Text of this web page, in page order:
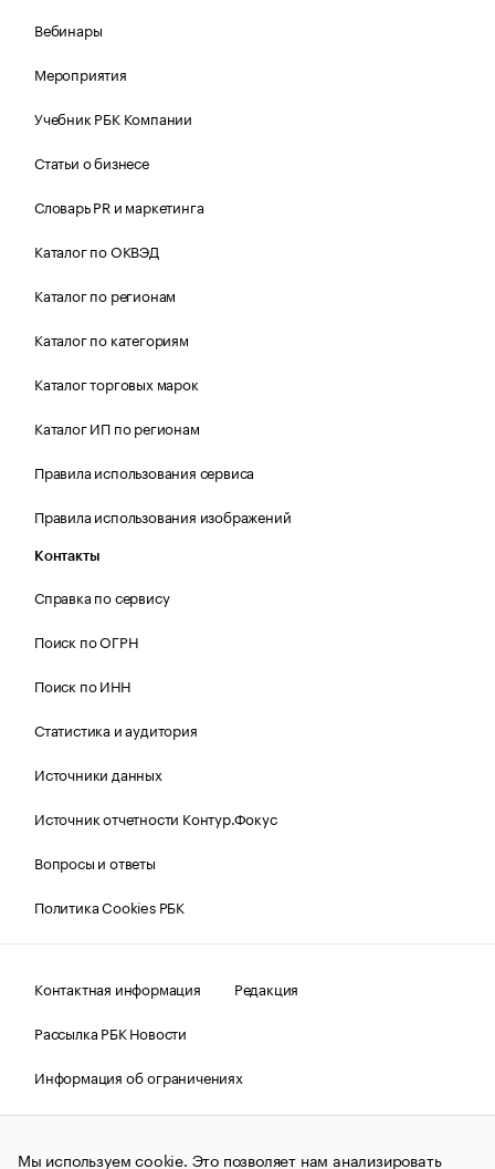
Вебинары
Мероприятия
Учебник РБК Компании
Статьи о бизнесе
Словарь PR и маркетинга
Каталог по ОКВЭД
Каталог по регионам
Каталог по категориям
Каталог торговых марок
Каталог ИП по регионам
Правила использования сервиса
Правила использования изображений
Контакты
Справка по сервису
Поиск по ОГРН
Поиск по ИНН
Статистика и аудитория
Источники данных
Источник отчетности Контур.Фокус
Вопросы и ответы
Политика Cookies РБК
Контактная информация
Редакция
Рассылка РБК Новости
Информация об ограничениях
Правовая информация
О соблюдении авторских прав
© АО «РОСБИЗНЕСКОНСАЛТИНГ»,1995–2026.Сообщения
Мы используем cookie. Это позволяет нам анализировать